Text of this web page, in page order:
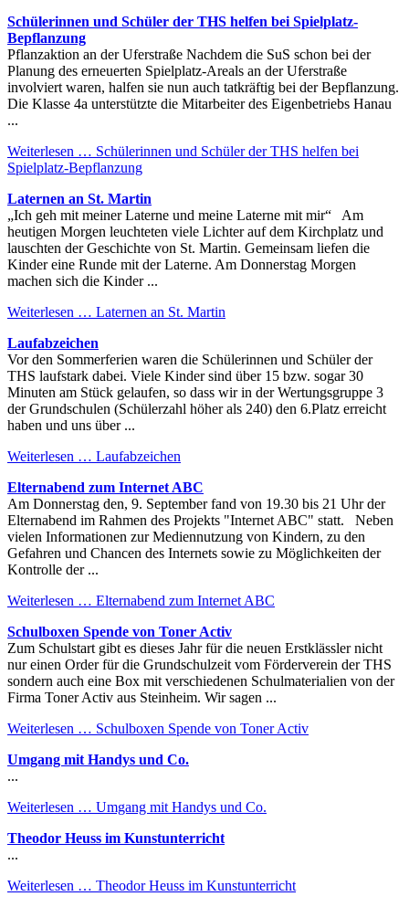
Schülerinnen und Schüler der THS helfen bei Spielplatz-
Bepflanzung
Pflanzaktion an der Uferstraße Nachdem die SuS schon bei der
Planung des erneuerten Spielplatz-Areals an der Uferstraße
involviert waren, halfen sie nun auch tatkräftig bei der Bepflanzung.
Die Klasse 4a unterstützte die Mitarbeiter des Eigenbetriebs Hanau
...
Weiterlesen … Schülerinnen und Schüler der THS helfen bei
Spielplatz-Bepflanzung
Laternen an St. Martin
„Ich geh mit meiner Laterne und meine Laterne mit mir“ Am
heutigen Morgen leuchteten viele Lichter auf dem Kirchplatz und
lauschten der Geschichte von St. Martin. Gemeinsam liefen die
Kinder eine Runde mit der Laterne. Am Donnerstag Morgen
machen sich die Kinder ...
Weiterlesen … Laternen an St. Martin
Laufabzeichen
Vor den Sommerferien waren die Schülerinnen und Schüler der
THS laufstark dabei. Viele Kinder sind über 15 bzw. sogar 30
Minuten am Stück gelaufen, so dass wir in der Wertungsgruppe 3
der Grundschulen (Schülerzahl höher als 240) den 6.Platz erreicht
haben und uns über ...
Weiterlesen … Laufabzeichen
Elternabend zum Internet ABC
Am Donnerstag den, 9. September fand von 19.30 bis 21 Uhr der
Elternabend im Rahmen des Projekts "Internet ABC" statt. Neben
vielen Informationen zur Mediennutzung von Kindern, zu den
Gefahren und Chancen des Internets sowie zu Möglichkeiten der
Kontrolle der ...
Weiterlesen … Elternabend zum Internet ABC
Schulboxen Spende von Toner Activ
Zum Schulstart gibt es dieses Jahr für die neuen Erstklässler nicht
nur einen Order für die Grundschulzeit vom Förderverein der THS
sondern auch eine Box mit verschiedenen Schulmaterialien von der
Firma Toner Activ aus Steinheim. Wir sagen ...
Weiterlesen … Schulboxen Spende von Toner Activ
Umgang mit Handys und Co.
...
Weiterlesen … Umgang mit Handys und Co.
Theodor Heuss im Kunstunterricht
...
Weiterlesen … Theodor Heuss im Kunstunterricht